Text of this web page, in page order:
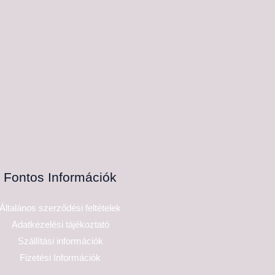
Fontos Információk
Általános szerződési feltételek
Adatkezelési tájékoztató
Szállítási információk
Fizetési Információk